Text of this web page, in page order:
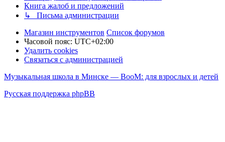
Книга жалоб и предложений
↳ Письма администрации
Магазин инструментов Список форумов
Часовой пояс: UTC+02:00
Удалить cookies
Связаться с администрацией
Музыкальная школа в Минске — BooM: для взрослых и детей
Русская поддержка phpBB